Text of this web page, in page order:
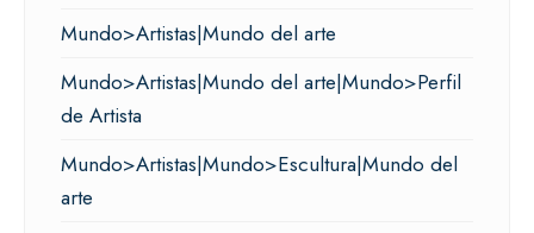
Mundo>Artistas|Mundo del arte
Mundo>Artistas|Mundo del arte|Mundo>Perfil
de Artista
Mundo>Artistas|Mundo>Escultura|Mundo del
arte